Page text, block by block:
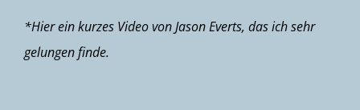
*Hier ein kurzes Videovon Jason Everts, das ich sehr
gelungen finde.